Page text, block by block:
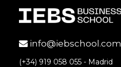
info@iebschool.com
(+34) 919 058 055 - Madrid